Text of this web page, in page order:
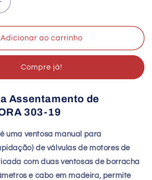
de
22
Adicionar ao carrinho
Compre já!
Assentamento de
303-19
uma ventosa manual para
de válvulas de motores de
com duas ventosas de borracha
e cabo em madeira, permite